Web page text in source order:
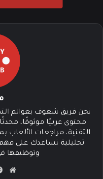
نحن فريق شغوف بعوالم
محتوى عربيًا موثوقًا،
التقنية، مراجعات الألعاب
تحليلية تساعدك على فهم
وتوظيفها